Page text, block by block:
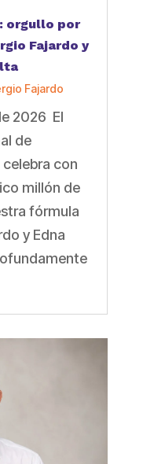
orgullo por
Fajardo y
Fajardo
2026 El
de
con
millón de
fórmula
y Edna